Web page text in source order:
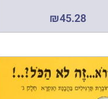
₪45.28